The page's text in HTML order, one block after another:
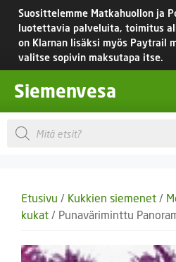
Siirry
sisältöön
Suosittelemme Matkahuollon ja
luotettavia palveluita, toimitus
on Klarnan lisäksi myös Paytrail
valitse sopivin maksutapa itse.
Siemenvesa
Products
search
Etusivu / Kukkien siemenet /
kukat / Punaväriminttu